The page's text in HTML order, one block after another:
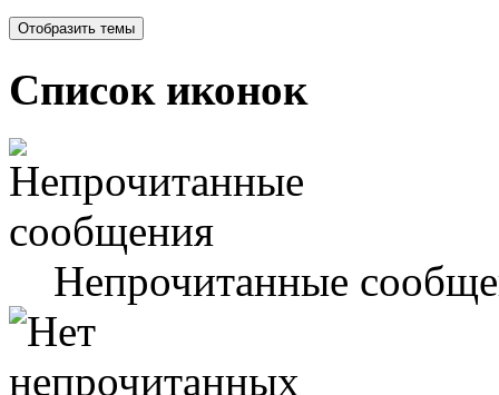
Список иконок
Непрочитанные